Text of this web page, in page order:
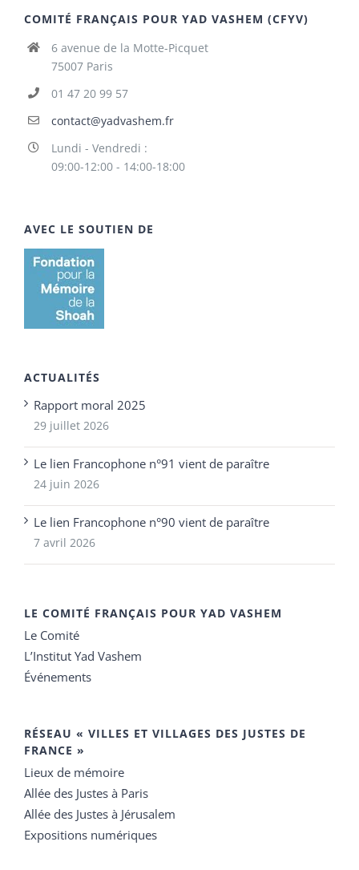
COMITÉ FRANÇAIS POUR YAD VASHEM (CFYV)
6 avenue de la Motte-Picquet
75007 Paris
01 47 20 99 57
contact@yadvashem.fr
Lundi - Vendredi :
09:00-12:00 - 14:00-18:00
AVEC LE SOUTIEN DE
ACTUALITÉS
Rapport moral 2025
29 juillet 2026
Le lien Francophone n°91 vient de paraître
24 juin 2026
Le lien Francophone n°90 vient de paraître
7 avril 2026
LE COMITÉ FRANÇAIS POUR YAD VASHEM
Le Comité
L’Institut Yad Vashem
Événements
RÉSEAU « VILLES ET VILLAGES DES JUSTES DE
FRANCE »
Lieux de mémoire
Allée des Justes à Paris
Allée des Justes à Jérusalem
Expositions numériques